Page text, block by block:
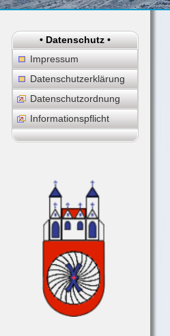
• Datenschutz •
Impressum
Datenschutzerklärung
Datenschutzordnung
Informationspflicht